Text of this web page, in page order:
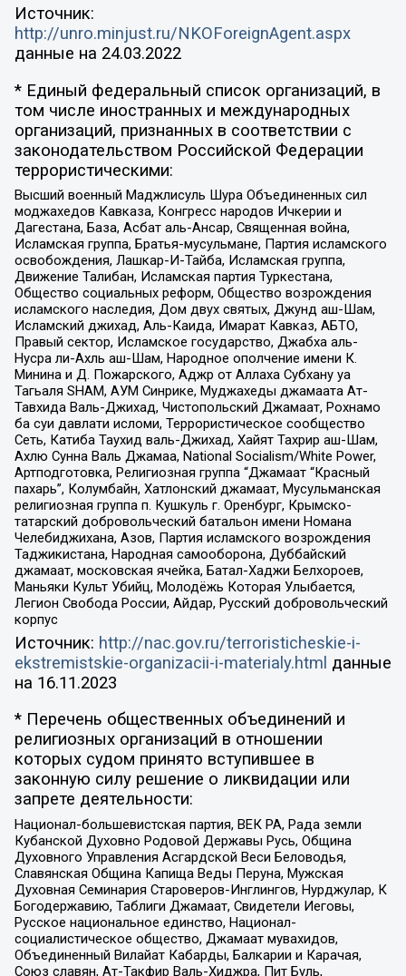
Источник:
http://unro.minjust.ru/NKOForeignAgent.aspx
данные на 24.03.2022
* Единый федеральный список организаций, в
том числе иностранных и международных
организаций, признанных в соответствии с
законодательством Российской Федерации
террористическими:
Высший военный Маджлисуль Шура Объединенных сил
моджахедов Кавказа, Конгресс народов Ичкерии и
Дагестана, База, Асбат аль-Ансар, Священная война,
Исламская группа, Братья-мусульмане, Партия исламского
освобождения, Лашкар-И-Тайба, Исламская группа,
Движение Талибан, Исламская партия Туркестана,
Общество социальных реформ, Общество возрождения
исламского наследия, Дом двух святых, Джунд аш-Шам,
Исламский джихад, Аль-Каида, Имарат Кавказ, АБТО,
Правый сектор, Исламское государство, Джабха аль-
Нусра ли-Ахль аш-Шам, Народное ополчение имени К.
Минина и Д. Пожарского, Аджр от Аллаха Субхану уа
Тагьаля SHAM, АУМ Синрике, Муджахеды джамаата Ат-
Тавхида Валь-Джихад, Чистопольский Джамаат, Рохнамо
ба суи давлати исломи, Террористическое сообщество
Сеть, Катиба Таухид валь-Джихад, Хайят Тахрир аш-Шам,
Ахлю Сунна Валь Джамаа, National Socialism/White Power,
Артподготовка, Религиозная группа “Джамаат “Красный
пахарь”, Колумбайн, Хатлонский джамаат, Мусульманская
религиозная группа п. Кушкуль г. Оренбург, Крымско-
татарский добровольческий батальон имени Номана
Челебиджихана, Азов, Партия исламского возрождения
Таджикистана, Народная самооборона, Дуббайский
джамаат, московская ячейка, Батал-Хаджи Белхороев,
Маньяки Культ Убийц, Молодёжь Которая Улыбается,
Легион Свобода России, Айдар, Русский добровольческий
корпус
Источник: http://nac.gov.ru/terroristicheskie-i-
ekstremistskie-organizacii-i-materialy.html данные
на 16.11.2023
* Перечень общественных объединений и
религиозных организаций в отношении
которых судом принято вступившее в
законную силу решение о ликвидации или
запрете деятельности:
Национал-большевистская партия, ВЕК РА, Рада земли
Кубанской Духовно Родовой Державы Русь, Община
Духовного Управления Асгардской Веси Беловодья,
Славянская Община Капища Веды Перуна, Мужская
Духовная Семинария Староверов-Инглингов, Нурджулар, К
Богодержавию, Таблиги Джамаат, Свидетели Иеговы,
Русское национальное единство, Национал-
социалистическое общество, Джамаат мувахидов,
Объединенный Вилайат Кабарды, Балкарии и Карачая,
Союз славян, Ат-Такфир Валь-Хиджра, Пит Буль,